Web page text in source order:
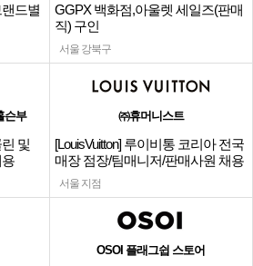
드별
GGPX 백화점,아울렛 세일즈(판매
직) 구인
서울 강북구
슨부
및
㈜휴머니스트
[LouisVuitton] 루이비통 코리아 전국
매장 점장/팀매니저/판매사원 채용
서울 지점
OSOI 플래그쉽 스토어